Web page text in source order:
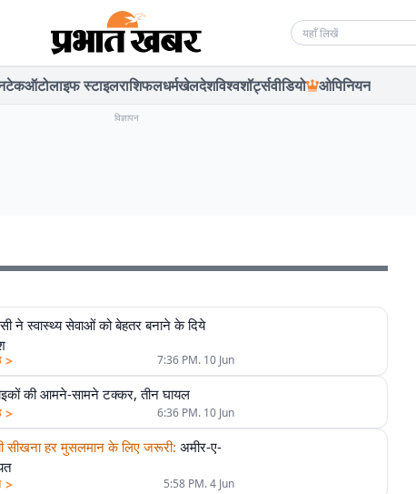
Search news
टेकऑटोलाइफ स्टाइलराशिफलधर्मखेलदेशविश्वशॉर्ट्सवीडियो ओपिनियन
विज्ञापन
ने स्वास्थ्य सेवाओं को बेहतर बनाने के दिये
> 7:36 PM. 10 Jun
की आमने-सामने टक्कर, तीन घायल
> 6:36 PM. 10 Jun
सीखना हर मुसलमान के लिए जरूरी: अमीर-ए-
> 5:58 PM. 4 Jun